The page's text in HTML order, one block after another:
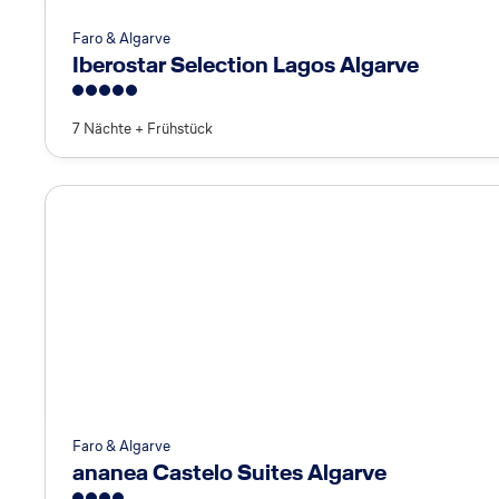
Faro & Algarve
Iberostar Selection Lagos Algarve
7 Nächte + Frühstück
Faro & Algarve
ananea Castelo Suites Algarve